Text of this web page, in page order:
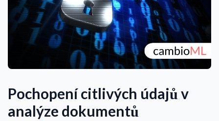
Pochopení citlivých údajů v
analýze dokumentů